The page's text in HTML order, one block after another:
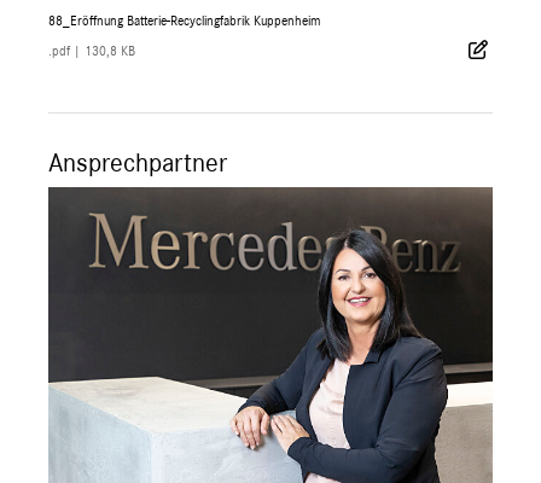
88_Eröffnung Batterie-Recyclingfabrik Kuppenheim
.pdf 130,8 KB
Ansprechpartner